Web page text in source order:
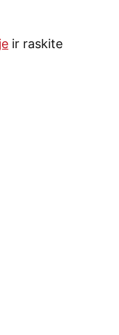
ir raskite